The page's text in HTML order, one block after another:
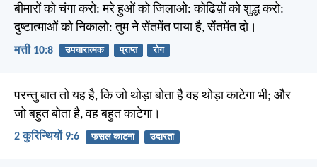
बीमारों को चंगा करो: मरे हुओं को जिलाओ: कोढिय़ों को शुद्ध करो:
दुष्टात्माओं को निकालो: तुम ने सेंतमेंत पाया है, सेंतमेंत दो।
मत्ती 10:8 उपचारात्मक प्राप्त रोग
परन्तु बात तो यह है, कि जो थोड़ा बोता है वह थोड़ा काटेगा भी; और
जो बहुत बोता है, वह बहुत काटेगा।
2 कुरिन्थियों 9:6 फसल काटना उदारता